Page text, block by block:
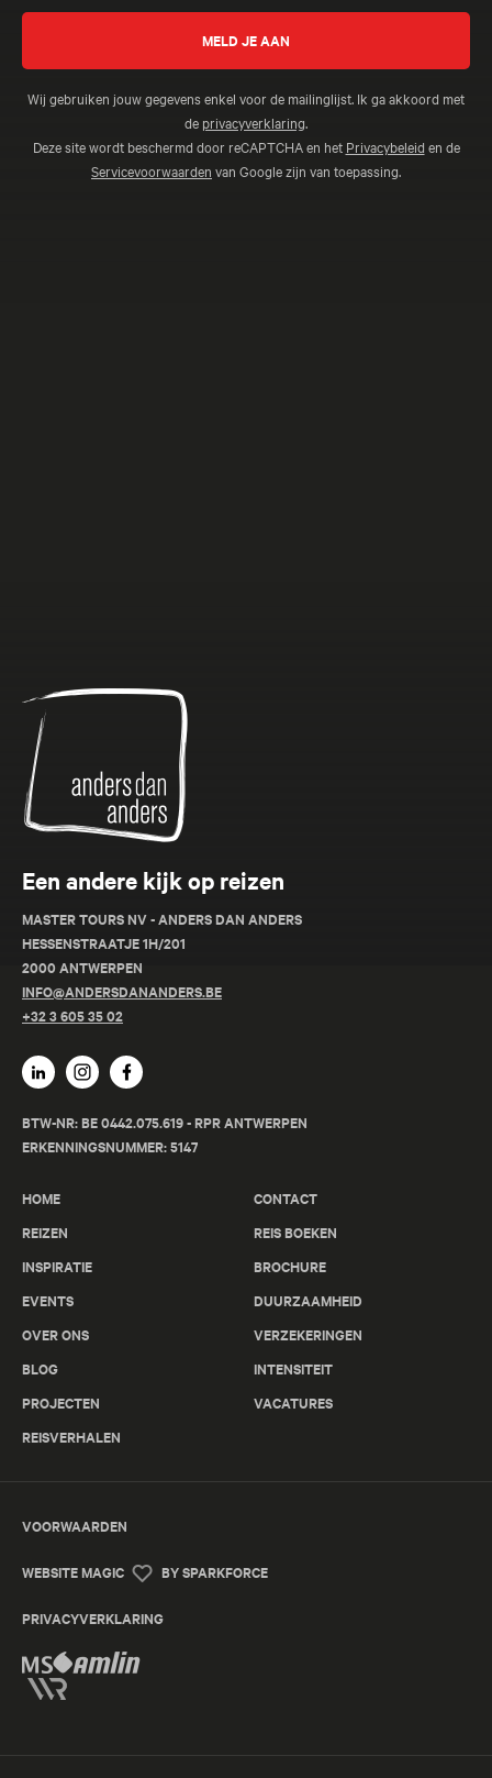
Wij gebruiken jouw gegevens enkel voor de mailinglijst. Ik ga akkoord met
de privacyverklaring.
Deze site wordt beschermd door reCAPTCHA en het Privacybeleid en de
Servicevoorwaarden van Google zijn van toepassing.
Anders
dan
Anders
Een andere kijk op reizen
MASTER TOURS NV - ANDERS DAN ANDERS
HESSENSTRAATJE 1H/201
2000 ANTWERPEN
INFO@ANDERSDANANDERS.BE
+32 3 605 35 02
BTW-NR: BE 0442.075.619 - RPR ANTWERPEN
ERKENNINGSNUMMER: 5147
HOME
REIZEN
INSPIRATIE
EVENTS
OVER ONS
BLOG
PROJECTEN
REISVERHALEN
CONTACT
REIS BOEKEN
BROCHURE
DUURZAAMHEID
VERZEKERINGEN
INTENSITEIT
VACATURES
VOORWAARDEN
WEBSITE MAGIC BY SPARKFORCE
PRIVACYVERKLARING